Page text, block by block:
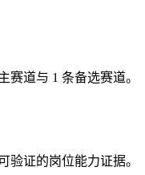
赛道与 1 条备选赛道。
验证的岗位能力证据。